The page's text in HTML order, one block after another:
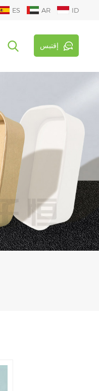
ES AR ID
إقتبس